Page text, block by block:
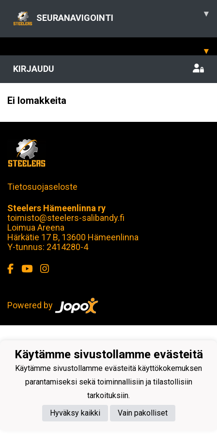
SEURANAVIGOINTI ▾
▾
KIRJAUDU
Ei lomakkeita
Tietosuojaseloste
Steelers Hämeenlinna ry
toimisto@steelers-salibandy.fi
Loimua Areena
Härkätie 17 B, 13600 Hämeenlinna
Y-tunnus: 2414280-4
Powered by
Käytämme sivustollamme evästeitä
Käytämme sivustollamme evästeitä käyttökokemuksen
parantamiseksi sekä toiminnallisiin ja tilastollisiin
tarkoituksiin.
Hyväksy kaikki
Vain pakolliset